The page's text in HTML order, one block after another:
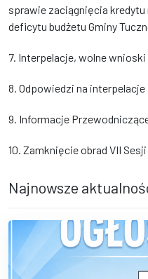
sprawie zaciągnięcia
deficytu budżetu Gminy
7. Interpelacje, wolne
8. Odpowiedzi na
9. Informacje
10. Zamknięcie obrad VII
Najnowsze